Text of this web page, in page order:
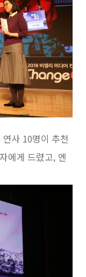
사 10명이 추천
에게 드렸고, 엔